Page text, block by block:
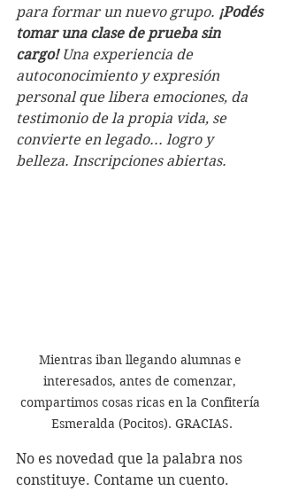
para formar un nuevo grupo. ¡Podés
tomar una clase de prueba sin
cargo! Una experiencia de
autoconocimiento y expresión
personal que libera emociones, da
testimonio de la propia vida, se
convierte en legado... logro y
belleza. Inscripciones abiertas.
Mientras iban llegando alumnas e
interesados, antes de comenzar,
compartimos cosas ricas en la Confitería
Esmeralda (Pocitos). GRACIAS.
No es novedad que la palabra nos
constituye. Contame un cuento.